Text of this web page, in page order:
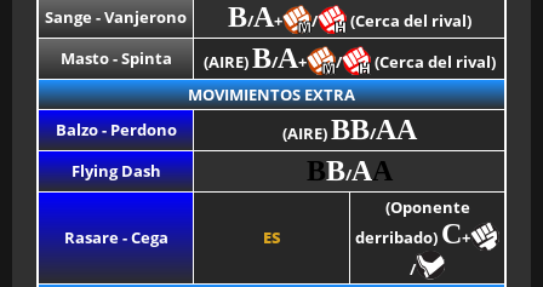
Sange - Vanjerono
B/A+ /
(Cerca del rival)
Masto - Spinta
(AIRE)B/A+ /
(Cerca del rival)
MOVIMIENTOS EXTRA
Balzo - Perdono
(AIRE)BB/AA
Flying Dash BB/AA
Rasare - Cega ES
(Oponente
derribado) C+
/